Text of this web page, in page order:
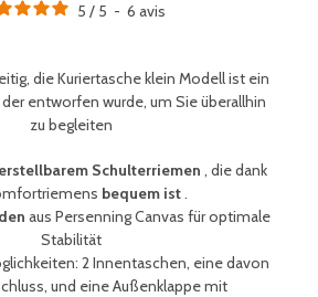
5 / 5 - 6 avis
die Kuriertasche klein Modellist ein
entworfen wurde, um Sie überallhin
zu begleiten
Schulterriemen , die dank
bequem ist.
aus Persenning Canvas für optimale
Stabilität
2 Innentaschen, eine davon
und eine Außenklappe mit